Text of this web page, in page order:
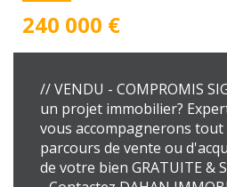
240 000 €
// VENDU - COMPROMIS
un projet immobilier?
vous accompagnerons
parcours de vente ou
de votre bien GRATUITE &